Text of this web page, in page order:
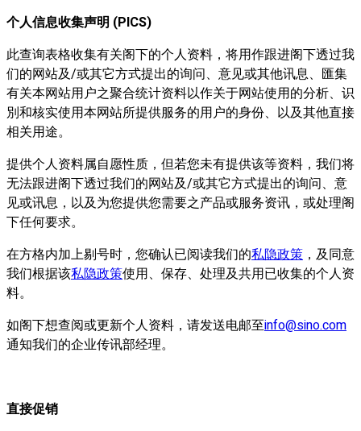
个人信息收集声明 (PICS)
此查询表格收集有关阁下的个人资料，将用作跟进阁下透过我
们的网站及/或其它方式提出的询问、意见或其他讯息、匯集
有关本网站用户之聚合统计资料以作关于网站使用的分析、识
別和核实使用本网站所提供服务的用户的身份、以及其他直接
相关用途。
提供个人资料属自愿性质，但若您未有提供该等资料，我们将
无法跟进阁下透过我们的网站及/或其它方式提出的询问、意
见或讯息，以及为您提供您需要之产品或服务资讯，或处理阁
下任何要求。
在方格内加上剔号时，您确认已阅读我们的私隐政策 ，及同意
我们根据该私隐政策使用、保存、处理及共用已收集的个人资
料。
如阁下想查阅或更新个人资料，请发送电邮至info@sino.com
通知我们的企业传讯部经理。
直接促销